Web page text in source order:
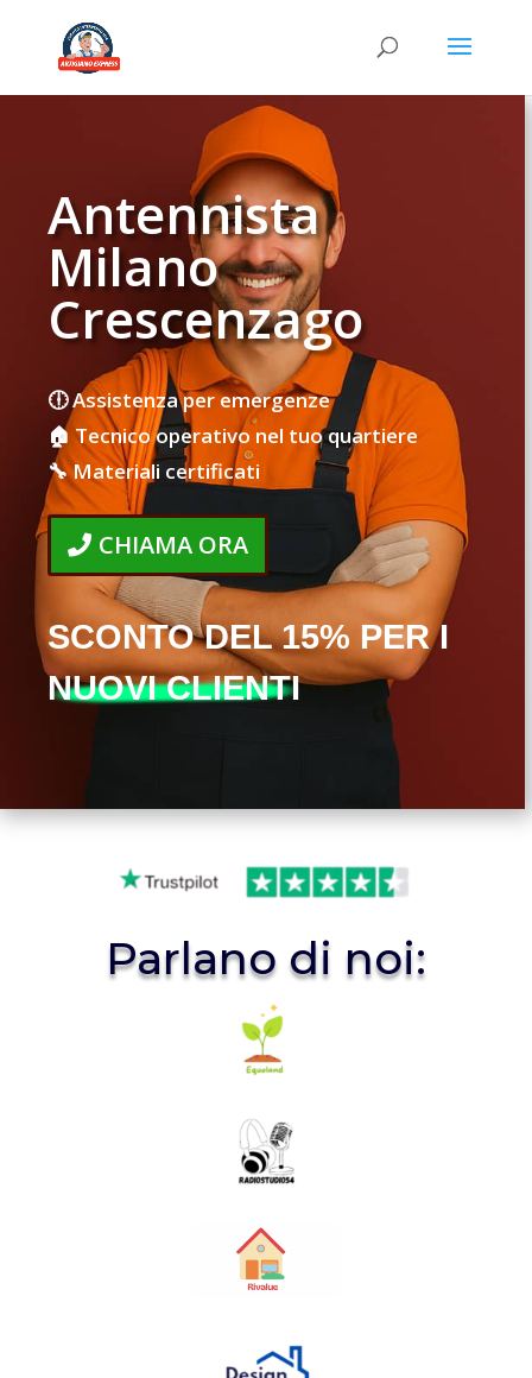
Antennista
Milano
Crescenzago
🕕 Assistenza per emergenze
🏠 Tecnico operativo nel tuo quartiere
🔧 Materiali certificati
CHIAMA ORA
SCONTO DEL 15% PER I
NUOVI CLIENTI
Parlano di noi: